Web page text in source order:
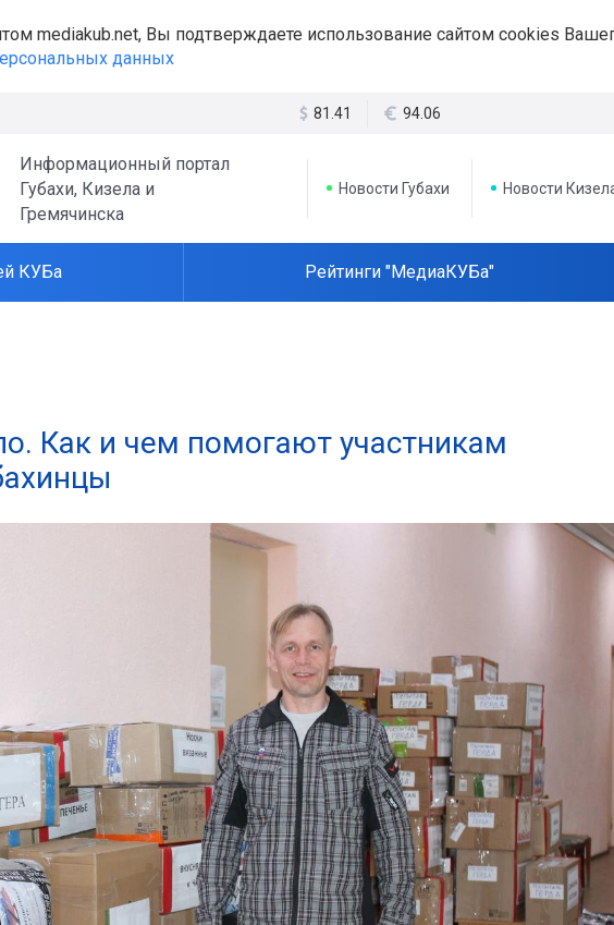
mediakub.net, Вы подтверждаете использование сайтом cookies
данных
81.41 94.06
Информационный портал
Губахи, Кизела и
Гремячинска
Новости Губахи Новости
КУБа Рейтинги "МедиаКУБа"
Как и чем помогают участникам